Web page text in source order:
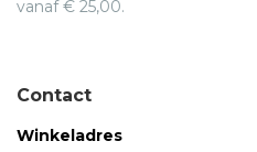
vanaf € 25,00.
Contact
Winkeladres